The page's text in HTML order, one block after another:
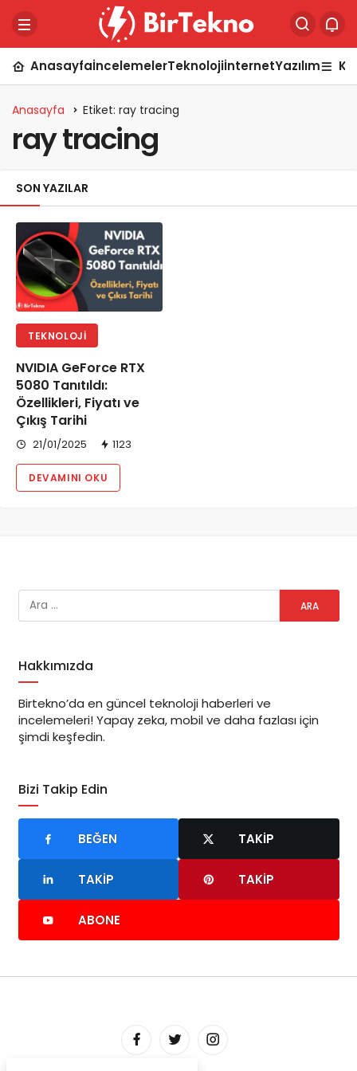
AnasayfaİncelemelerTeknolojiİnternetYazılım
Anasayfa Etiket: ray tracing
ray tracing
SON YAZILAR
TEKNOLOJI
NVIDIA GeForce RTX
5080 Tanıtıldı:
Özellikleri, Fiyatı ve
Çıkış Tarihi
21/01/2025 1123
DEVAMINI OKU
Hakkımızda
Birtekno’da en güncel teknoloji haberleri ve
incelemeleri! Yapay zeka, mobil ve daha fazlası için
şimdi keşfedin.
Bizi Takip Edin
BEĞEN TAKIP
TAKIP TAKIP
ABONE